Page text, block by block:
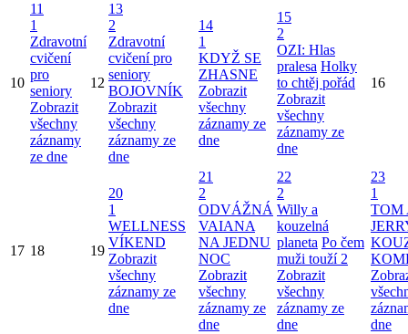
10
11
1
Zdravotní
cvičení
pro
seniory
Zobrazit
všechny
záznamy
ze dne
12
13
2
Zdravotní
cvičení pro
seniory
BOJOVNÍK
Zobrazit
všechny
záznamy ze
dne
14
1
KDYŽ SE
ZHASNE
Zobrazit
všechny
záznamy ze
dne
15
2
OZI: Hlas
pralesa Holky
to chtěj pořád
Zobrazit
všechny
záznamy ze
dne
16
17 18 19
20
1
WELLNESS
VÍKEND
Zobrazit
všechny
záznamy ze
dne
21
2
ODVÁŽNÁ
VAIANA
NA JEDNU
NOC
Zobrazit
všechny
záznamy ze
dne
22
2
Willy a
kouzelná
planeta Po čem
muži touží 2
Zobrazit
všechny
záznamy ze
dne
23
1
TOM
dne